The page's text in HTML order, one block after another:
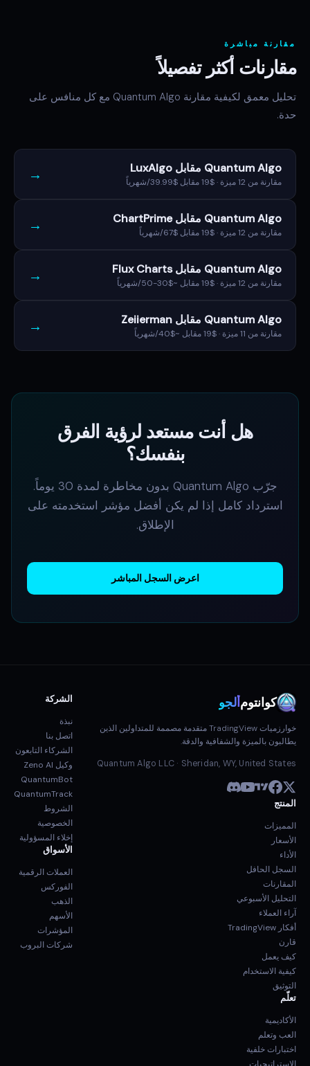
مقارنة مباشرة
مقارنات أكثر تفصيلاً
تحليل معمق لكيفية مقارنة Quantum Algo مع كل منافس على
حدة.
Quantum Algo مقابل LuxAlgo
مقارنة من 12 ميزة · $19 مقابل $39.99/شهرياً →
Quantum Algo مقابل ChartPrime
مقارنة من 12 ميزة · $19 مقابل $67/شهرياً →
Quantum Algo مقابل Flux Charts
مقارنة من 12 ميزة · $19 مقابل ~$30-50/شهرياً →
Quantum Algo مقابل Zeiierman
مقارنة من 11 ميزة · $19 مقابل ~$40/شهرياً →
هل أنت مستعد لرؤية الفرق
بنفسك؟
جرّب Quantum Algo بدون مخاطرة لمدة 30 يوماً.
استرداد كامل إذا لم يكن أفضل مؤشر استخدمته على
الإطلاق.
اعرض السجل المباشر
كوانتومألجو
خوارزميات TradingView متقدمة مصممة للمتداولين الذين
يطالبون بالميزة والشفافية والدقة.
Quantum Algo LLC · Sheridan, WY, United States
المنتج
المميزات
الأسعار
الأداء
السجل الحافل
المقارنات
التحليل الأسبوعي
آراء العملاء
أفكار TradingView
قارن
كيف يعمل
كيفية الاستخدام
التوثيق
تعلّم
الأكاديمية
العب وتعلم
اختبارات خلفية
الشركة
نبذة
اتصل بنا
الشركاء التابعون
وكيل Zeno AI
QuantumBot
QuantumTrack
الشروط
الخصوصية
إخلاء المسؤولية
الأسواق
العملات الرقمية
الفوركس
الذهب
الأسهم
المؤشرات
شركات البروب